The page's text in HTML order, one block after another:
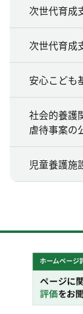
次世代育成
次世代育成
安心こども
社会的養護
虐待事案の
児童養護施